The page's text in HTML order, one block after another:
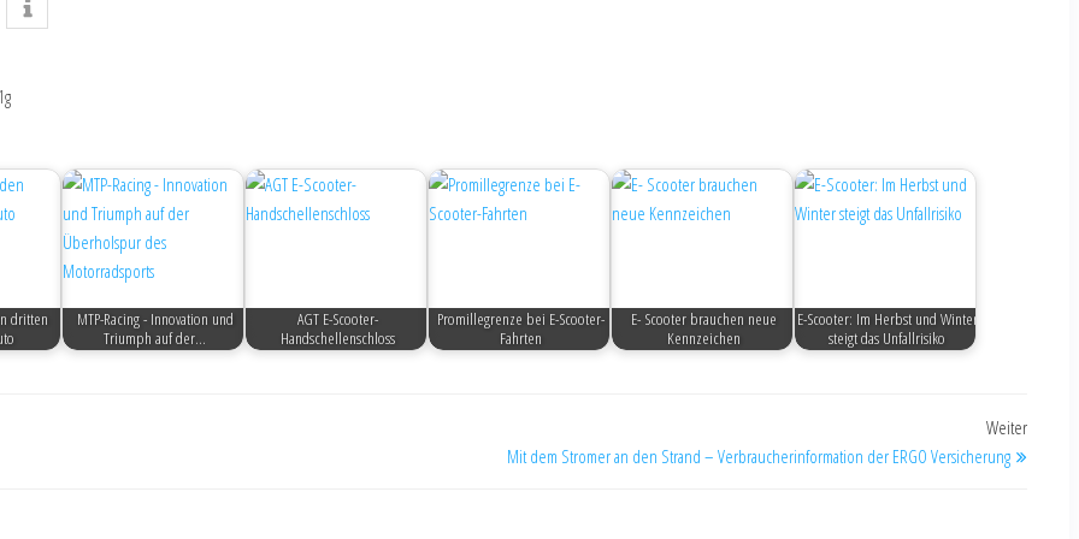
dritten
MTP-Racing - Innovation und
Triumph auf der…
AGT E-Scooter-
Handschellenschloss
Promillegrenze bei E-Scooter-
Fahrten
E- Scooter brauchen neue
Kennzeichen
E-Scooter: Im Herbst und Winter
steigt das Unfallrisiko
Weiter
Mit dem Stromer an den Strand – Verbraucherinformation der ERGO Versicherung